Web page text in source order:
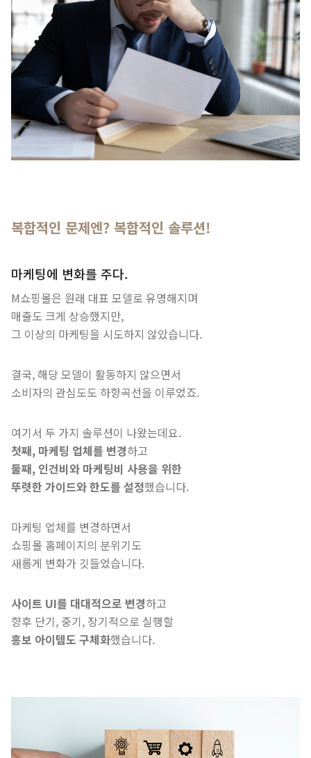
복합적인 문제엔? 복합적인 솔루션!
마케팅에 변화를 주다.
M쇼핑몰은 원래 대표 모델로 유명해지며
매출도 크게 상승했지만,
그 이상의 마케팅을 시도하지 않았습니다.
결국, 해당 모델이 활동하지 않으면서
소비자의 관심도도 하향곡선을 이루었죠.
여기서 두 가지 솔루션이 나왔는데요.
첫째, 마케팅 업체를 변경하고
둘째, 인건비와 마케팅비 사용을 위한
뚜렷한 가이드와 한도를 설정했습니다.
마케팅 업체를 변경하면서
쇼핑몰 홈페이지의 분위기도
새롭게 변화가 깃들었습니다.
사이트 UI를 대대적으로 변경하고
향후 단기, 중기, 장기적으로 실행할
홍보 아이템도 구체화했습니다.